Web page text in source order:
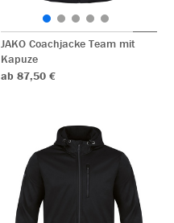
JAKO Coachjacke Team mit
Kapuze
ab 87,50 €